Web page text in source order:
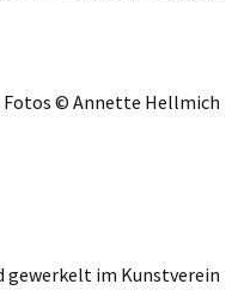
Fotos © Annette Hellmich
gewerkelt im Kunstverein